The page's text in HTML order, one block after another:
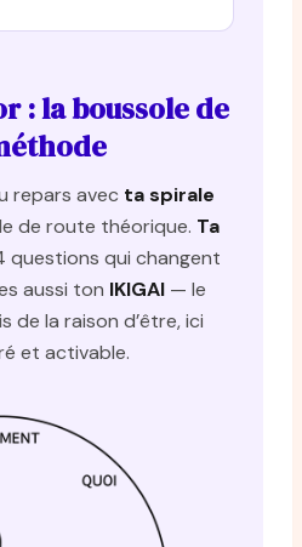
: la boussole de
repars avec ta spirale
de route théorique. Ta
questions qui changent
aussi ton IKIGAI — le
de la raison d’être, ici
et activable.